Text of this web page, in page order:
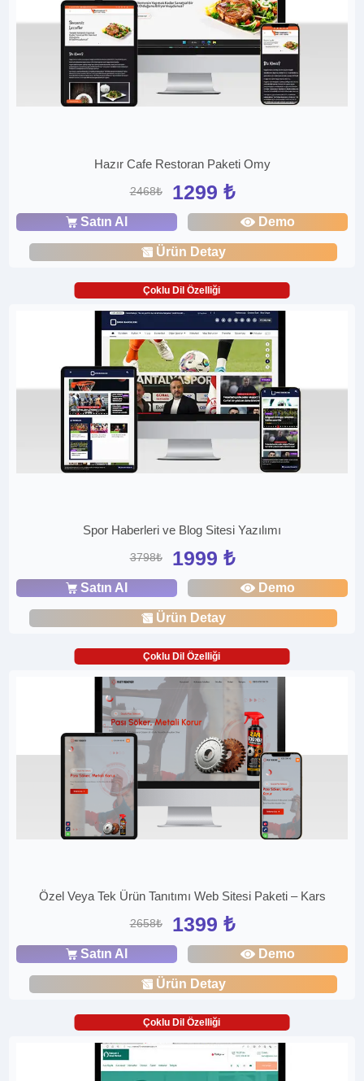
Hazır Cafe Restoran Paketi Omy
2468₺ 1299 ₺
Satın Al Demo
Ürün Detay
Çoklu Dil Özelliği
Spor Haberleri ve Blog Sitesi Yazılımı
3798₺ 1999 ₺
Satın Al Demo
Ürün Detay
Çoklu Dil Özelliği
Özel Veya Tek Ürün Tanıtımı Web Sitesi Paketi – Kars
2658₺ 1399 ₺
Satın Al Demo
Ürün Detay
Çoklu Dil Özelliği